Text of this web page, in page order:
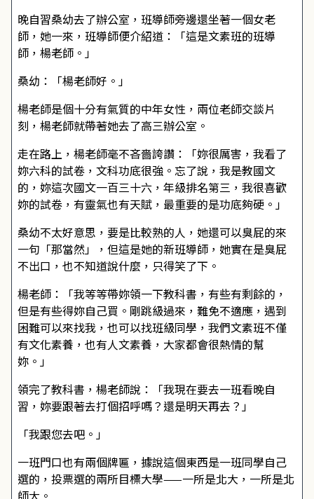
晚自習桑幼去了辦公室，班導師旁邊還坐著一個女老
師，她一來，班導師便介紹道：「這是文素班的班導
師，楊老師。」
桑幼：「楊老師好。」
楊老師是個十分有氣質的中年女性，兩位老師交談片
刻，楊老師就帶著她去了高三辦公室。
走在路上，楊老師毫不吝嗇誇讚：「妳很厲害，我看了
妳六科的試卷，文科功底很強。忘了說，我是教國文
的，妳這次國文一百三十六，年級排名第三，我很喜歡
妳的試卷，有靈氣也有天賦，最重要的是功底夠硬。」
桑幼不太好意思，要是比較熟的人，她還可以臭屁的來
一句「那當然」，但這是她的新班導師，她實在是臭屁
不出口，也不知道說什麼，只得笑了下。
楊老師：「我等等帶妳領一下教科書，有些有剩餘的，
但是有些得妳自己買。剛跳級過來，難免不適應，遇到
困難可以來找我，也可以找班級同學，我們文素班不僅
有文化素養，也有人文素養，大家都會很熱情的幫
妳。」
領完了教科書，楊老師說：「我現在要去一班看晚自
習，妳要跟著去打個招呼嗎？還是明天再去？」
「我跟您去吧。」
一班門口也有兩個牌匾，據說這個東西是一班同學自己
選的，投票選的兩所目標大學——一所是北大，一所是北
師大。